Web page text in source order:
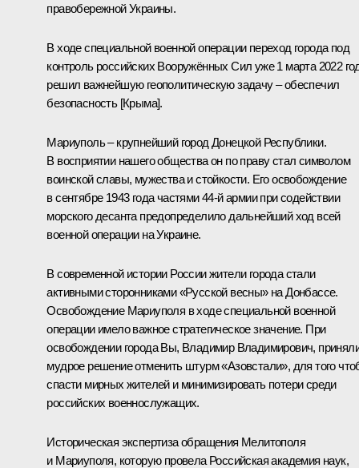
правобережной Украины.
В ходе специальной военной операции переход города под
контроль российских Вооружённых Сил уже 1 марта 2022
решил важнейшую геополитическую задачу – обеспечил
безопасность [Крыма].
Мариуполь – крупнейший город Донецкой Республики.
В восприятии нашего общества он по праву стал символом
воинской славы, мужества и стойкости. Его освобождение
в сентябре 1943 года частями 44-й армии при содействии
морского десанта предопределило дальнейший ход всей
военной операции на Украине.
В современной истории России жители города стали
активными сторонниками «Русской весны» на Донбассе.
Освобождение Мариуполя в ходе специальной военной
операции имело важное стратегическое значение. При
освобождении города Вы, Владимир Владимирович,
мудрое решение отменить штурм «Азовстали», для того
спасти мирных жителей и минимизировать потери среди
российских военнослужащих.
Историческая экспертиза обращения Мелитополя
и Мариуполя, которую провела Российская академия наук,